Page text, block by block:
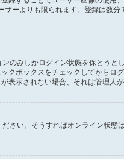
ーよりも限られます。登録は数
のみしかログイン状態を保とう
ボックスをチェックしてからロ
示されない場合、それは管理人
さい。そうすればオンライン状